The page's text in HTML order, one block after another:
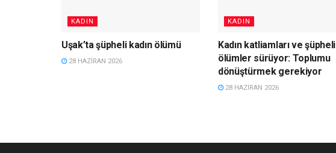
KADIN
Uşak’ta şüpheli kadın ölümü
28 HAZIRAN 2026
KADIN
Kadın katliamları ve şüpheli
ölümler sürüyor: Toplumu
dönüştürmek gerekiyor
28 HAZIRAN 2026